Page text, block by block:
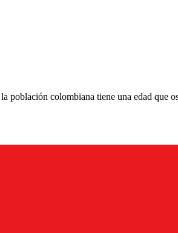
población colombiana tiene una edad que